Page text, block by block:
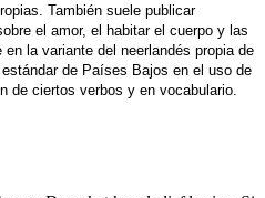
También suele publicar
el amor, el habitar el cuerpo y las
la variante del neerlandés propia de
de Países Bajos en el uso de
de ciertos verbos y en vocabulario.